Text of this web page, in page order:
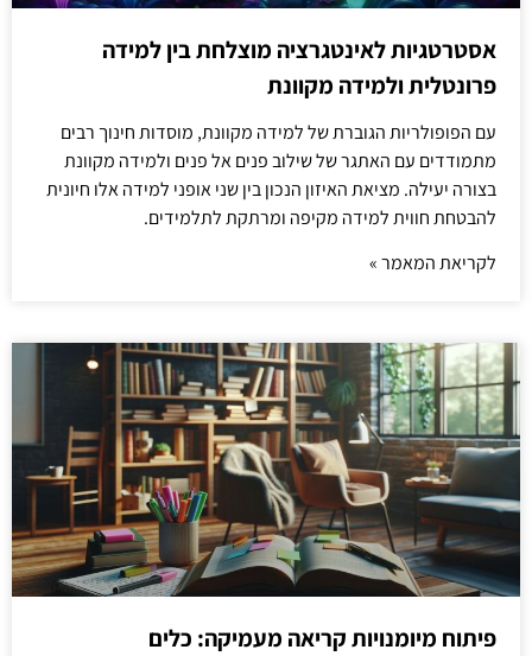
אסטרטגיות לאינטגרציה מוצלחת בין למידה
פרונטלית ולמידה מקוונת
עם הפופולריות הגוברת של למידה מקוונת, מוסדות חינוך רבים
מתמודדים עם האתגר של שילוב פנים אל פנים ולמידה מקוונת
בצורה יעילה. מציאת האיזון הנכון בין שני אופני למידה אלו חיונית
להבטחת חווית למידה מקיפה ומרתקת לתלמידים.
לקריאת המאמר »
פיתוח מיומנויות קריאה מעמיקה: כלים